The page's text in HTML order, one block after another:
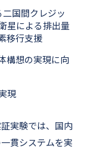
国間クレジッ
星による排出量
移行支援
構想の実現に向
現
実験では、国内
貫システムを実